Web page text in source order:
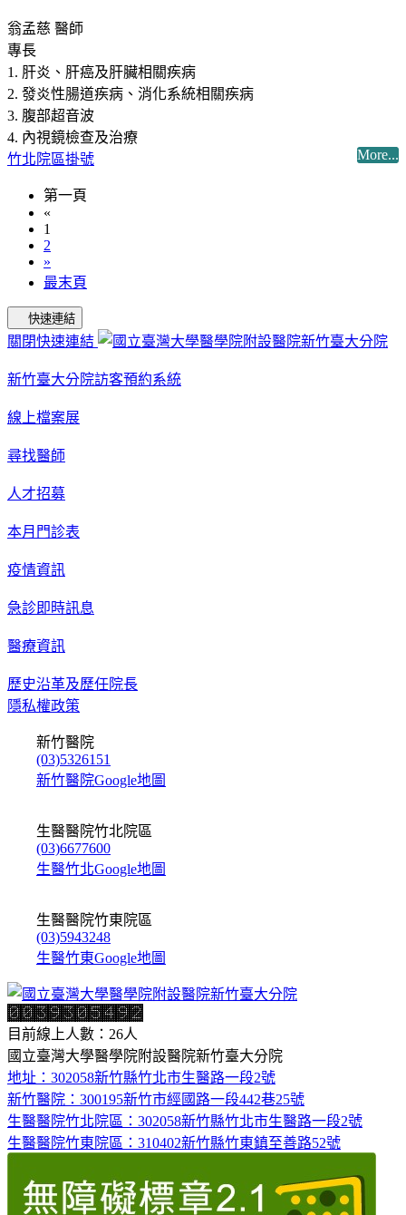
翁孟慈 醫師
專長
1. 肝炎、肝癌及肝臟相關疾病
2. 發炎性腸道疾病、消化系統相關疾病
3. 腹部超音波
4. 內視鏡檢查及治療
More...
竹北院區掛號
第一頁
«
1
2
»
最末頁
快速連結
關閉快速連結
新竹臺大分院訪客預約系統
線上檔案展
尋找醫師
人才招募
本月門診表
疫情資訊
急診即時訊息
醫療資訊
歷史沿革及歷任院長
隱私權政策
新竹醫院
(03)5326151
新竹醫院Google地圖
生醫醫院竹北院區
(03)6677600
生醫竹北Google地圖
生醫醫院竹東院區
(03)5943248
生醫竹東Google地圖
目前線上人數：26人
國立臺灣大學醫學院附設醫院新竹臺大分院
地址：302058新竹縣竹北市生醫路一段2號
新竹醫院：300195新竹市經國路一段442巷25號
生醫醫院竹北院區：302058新竹縣竹北市生醫路一段2號
生醫醫院竹東院區：310402新竹縣竹東鎮至善路52號